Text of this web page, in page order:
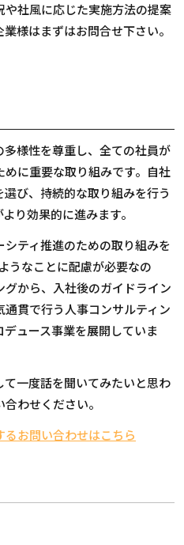
社風に応じた実施方法の提案
様はまずはお問合せ下さい。
様性を尊重し、全ての社員が
に重要な取り組みです。自社
び、持続的な取り組みを行う
り効果的に進みます。
ティ推進のための取り組みを
うなことに配慮が必要なの
から、入社後のガイドライン
貫で行う人事コンサルティン
ュース事業を展開していま
一度話を聞いてみたいと思わ
わせください。
お問い合わせはこちら